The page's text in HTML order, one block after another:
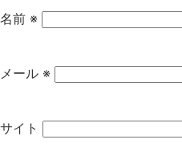
名前 ※
メール ※
サイト